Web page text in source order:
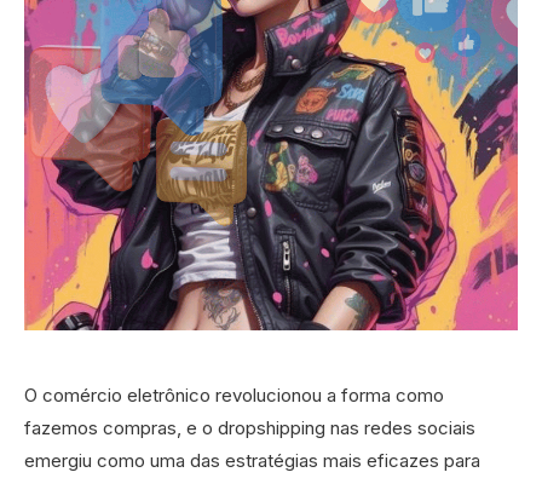
O comércio eletrônico revolucionou a forma como
fazemos compras, e o dropshipping nas redes sociais
emergiu como uma das estratégias mais eficazes para